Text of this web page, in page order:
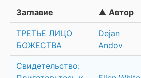
Заглавие ▲ Автор
ТРЕТЬЕ ЛИЦО
БОЖЕСТВА
Dejan
Andov
Свидетельство: